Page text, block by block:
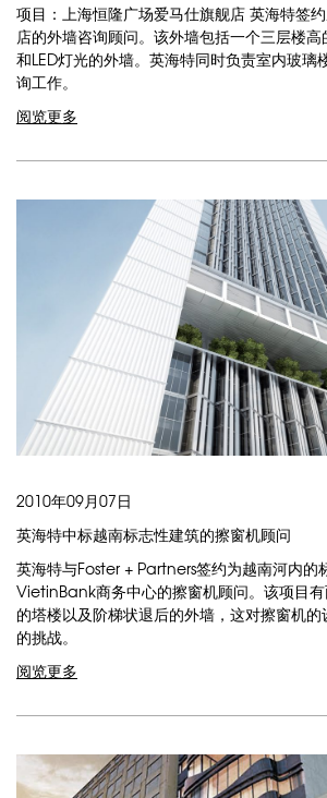
项目：上海恒隆广场爱马仕旗舰店 英海特签
店的外墙咨询顾问。该外墙包括一个三层楼
和LED灯光的外墙。英海特同时负责室内玻璃
询工作。
阅览更多
2010年09月07日
英海特中标越南标志性建筑的擦窗机顾问
英海特与Foster + Partners签约为越南河内的
VietinBank商务中心的擦窗机顾问。该项目
的塔楼以及阶梯状退后的外墙，这对擦窗机
的挑战。
阅览更多